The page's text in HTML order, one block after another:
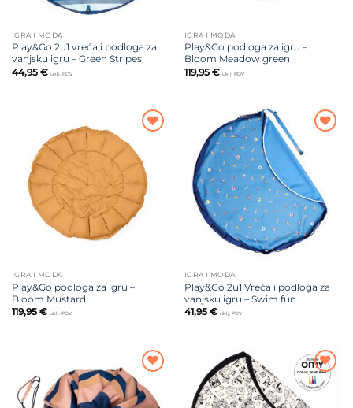
IGRA I MODA
Play&Go 2u1 vreća i podloga za
vanjsku igru – Green Stripes
44,95 € uklj. PDV
IGRA I MODA
Play&Go podloga za igru –
Bloom Meadow green
119,95 € uklj. PDV
Dodajte
na listu
želja
IGRA I MODA
Play&Go podloga za igru –
Bloom Mustard
119,95 € uklj. PDV
na listu
IGRA I MODA
Play&Go 2u1 Vreća i podloga za
vanjsku igru – Swim fun
41,95 € uklj. PDV
Dodajte
na listu
želja
Dodajte
na listu